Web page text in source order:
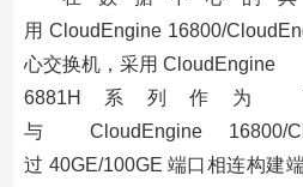
用 CloudEngine 16800/
心交换机，采用 CloudEngine
6881H系列作为
与 CloudEngine 16800/
过 40GE/100GE 端口相连构建